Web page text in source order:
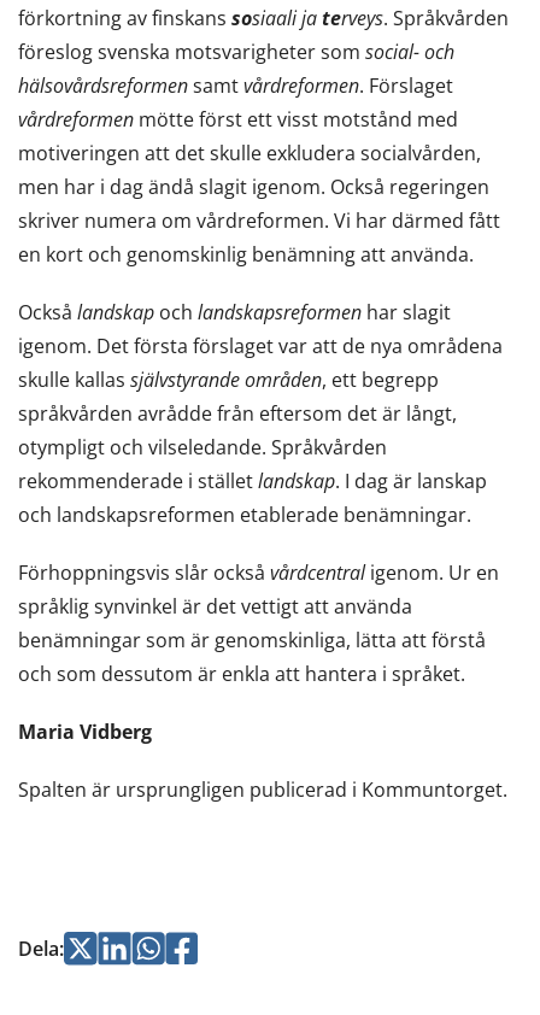
förkortning av finskans sosiaali jaterveys. Språkvården
föreslog svenska motsvarigheter som social- och
hälsovårdsreformensamtvårdreformen. Förslaget
vårdreformen mötte först ett visst motstånd med
motiveringen att det skulle exkludera socialvården,
men har i dag ändå slagit igenom. Också regeringen
skriver numera om vårdreformen. Vi har därmed fått
en kort och genomskinlig benämning att använda.
Också landskap och landskapsreformen har slagit
igenom. Det första förslaget var att de nya områdena
skulle kallas självstyrande områden, ett begrepp
språkvården avrådde från eftersom det är långt,
otympligt och vilseledande. Språkvården
rekommenderade i ställetlandskap. I dag är lanskap
och landskapsreformen etablerade benämningar.
Förhoppningsvis slår också vårdcentraligenom. Ur en
språklig synvinkel är det vettigt att använda
benämningar som är genomskinliga, lätta att förstå
och som dessutom är enkla att hantera i språket.
Maria Vidberg
Spalten är ursprungligen publicerad i Kommuntorget.
Dela:Jaa Jaa Jaa
Jaa